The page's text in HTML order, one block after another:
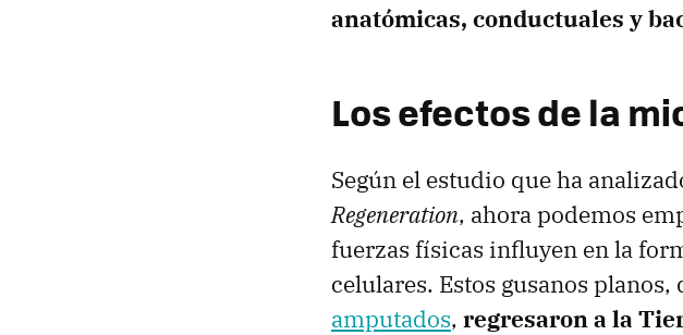
anatómicas, conductuales y
Los efectos de la
Según el estudio que ha
Regeneration, ahora podemos
fuerzas físicas influyen en la
celulares. Estos gusanos planos,
amputados, regresaron a la